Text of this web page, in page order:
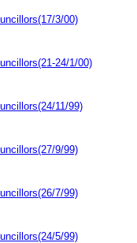
3/00)
24/1/00)
11/99)
9/99)
7/99)
5/99)